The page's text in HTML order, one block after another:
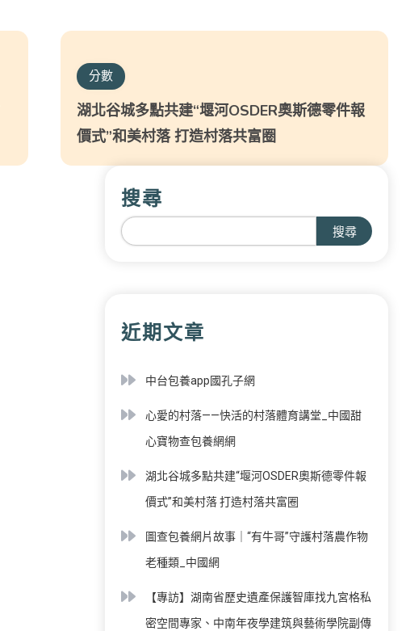
分數
湖北谷城多點共建“堰河OSDER奧斯德零件報
價式”和美村落 打造村落共富圈
搜尋
搜尋
近期文章
中台包養app國孔子網
心愛的村落——快活的村落體育講堂_中國甜
心寶物查包養網網
湖北谷城多點共建“堰河OSDER奧斯德零件報
價式”和美村落 打造村落共富圈
圖查包養網片故事｜“有牛哥”守護村落農作物
老種類_中國網
【專訪】湖南省歷史遺產保護智庫找九宮格私
密空間專家、中南年夜學建筑與藝術學院副傳